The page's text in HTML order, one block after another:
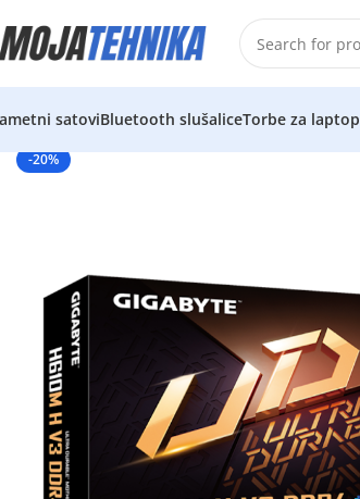
satoviBluetooth slušaliceTorbe za laptop
-20%